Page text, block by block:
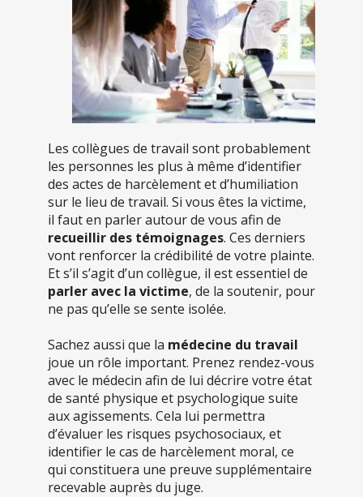
Les collègues de travail sont probablement
les personnes les plus à même d’identifier
des actes de harcèlement et d’humiliation
sur le lieu de travail. Si vous êtes la victime,
il faut en parler autour de vous afin de
recueillir des témoignages. Ces derniers
vont renforcer la crédibilité de votre plainte.
Et s’il s’agit d’un collègue, il est essentiel de
parler avec la victime, de la soutenir, pour
ne pas qu’elle se sente isolée.
Sachez aussi que la médecine du travail
joue un rôle important. Prenez rendez-vous
avec le médecin afin de lui décrire votre état
de santé physique et psychologique suite
aux agissements. Cela lui permettra
d’évaluer les risques psychosociaux, et
identifier le cas de harcèlement moral, ce
qui constituera une preuve supplémentaire
recevable auprès du juge.